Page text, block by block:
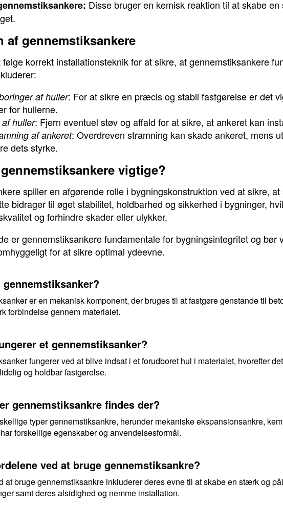
Disse bruger en kemisk reaktion til at skabe
af gennemstiksankere
korrekt installationsteknik for at sikre, at gennemstiksankere
af huller: For at sikre en præcis og stabil fastgørelse er det
for hullerne.
huller: Fjern eventuel støv og affald for at sikre, at ankeret kan
af ankeret: Overdreven stramning kan skade ankeret, mens
dets styrke.
vigtige?
spiller en afgørende rolle i bygningskonstruktion ved at sikre,
bidrager til øget stabilitet, holdbarhed og sikkerhed i bygninger,
og forhindre skader eller ulykker.
er gennemstiksankere fundamentale for bygningsintegritet og
for at sikre optimal ydeevne.
gennemstiksanker?
er en mekanisk komponent, der bruges til at fastgøre genstande til
forbindelse gennem materialet.
et gennemstiksanker?
fungerer ved at blive indsat i et forudboret hul i materialet, hvorefter
og holdbar fastgørelse.
gennemstiksankre findes der?
typer gennemstiksankre, herunder mekaniske ekspansionsankre,
forskellige egenskaber og anvendelsesformål.
ved at bruge gennemstiksankre?
at bruge gennemstiksankre inkluderer deres evne til at skabe en stærk og
samt deres alsidighed og nemme installation.